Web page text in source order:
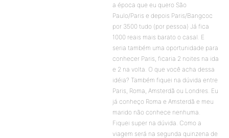
a época que eu quero São
Paulo/Paris e depois Paris/Bangcoc
por 3500 tudo (por pessoa) Já fica
1000 reais mais barato o casal. E
seria também uma oportunidade para
conhecer Paris, ficaria 2 noites na ida
e 2 na volta. O que você acha dessa
idéia? Também fiquei na dúvida entre
Paris, Roma, Amsterdã ou Londres. Eu
já conheço Roma e Amsterdã e meu
marido não conhece nenhuma.
Fiquei super na dúvida. Como a
viagem será na segunda quinzena de